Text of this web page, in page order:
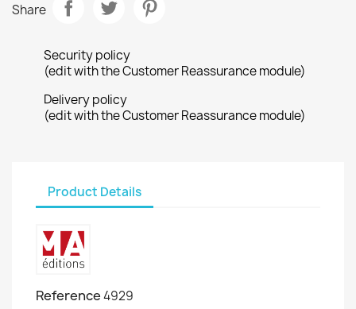
Share
Security policy
(edit with the Customer Reassurance module)
Delivery policy
(edit with the Customer Reassurance module)
Product Details
Reference4929